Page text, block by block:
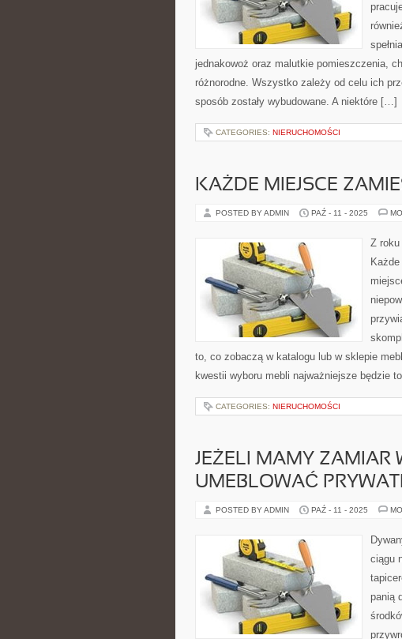
jednakowoż oraz malutkie pomieszczenia,
różnorodne. Wszystko zależy od celu ich
sposób zostały wybudowane. A niektóre […]
CATEGORIES: NIERUCHOMOŚCI
KAŻDE MIEJSCE
POSTED BY ADMIN PAŹ - 11 - 2025
Z
to, co zobaczą w katalogu lub w sklepie
kwestii wyboru mebli najważniejsze będzie
CATEGORIES: NIERUCHOMOŚCI
JEŻELI MAMY ZAMIAR
UMEBLOWAĆ
POSTED BY ADMIN PAŹ - 11 - 2025
ciągu
panią